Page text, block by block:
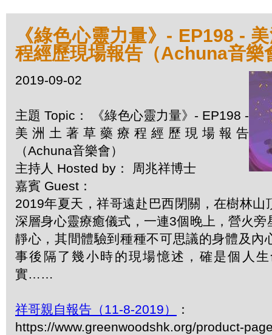
《綠色心靈力量》- EP198 -
程經歷現場報告（Achuna音樂
2019-09-02
主題 Topic： 《綠色心靈力量》- EP198 -
美洲土著草藥療程經歷現場報告
（Achuna音樂會）
主持人 Hosted by： 周兆祥博士
嘉賓 Guest：
2019年夏天，祥哥遠赴巴西閉關，在樹林山
深層身心靈療癒儀式，一連3個晚上，營火旁
靜心，其間體驗到種種不可思議的身體及內
事後隔了幾小時的現場憶述，確是個人
實……
祥哥親自報告（11-8-2019）
：
https://www.greenwoodshk.org/product-